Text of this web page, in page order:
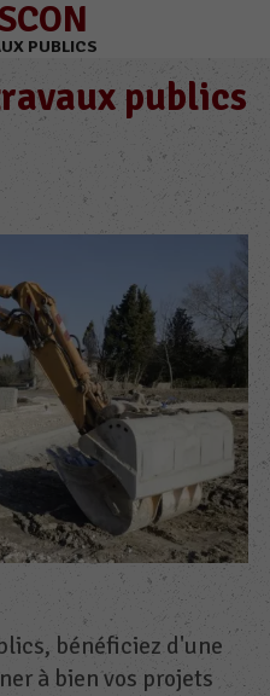
PUBLICS
publics
bénéficiez d'une
à bien vos projets